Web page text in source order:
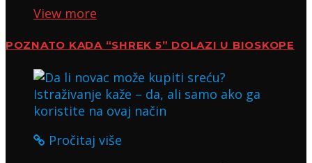
View more
POZNATO KADA “SHREK 5” DOLAZI U BIOSKOPE
Pročitaj više